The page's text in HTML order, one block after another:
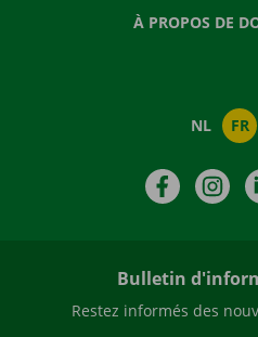
À PROPOS DE
NL FR
Facebook
Bulletin
Restez informés des